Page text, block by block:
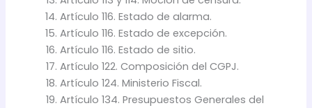
Artículo 116. Estado de alarma.
Artículo 116. Estado de excepción.
Artículo 116. Estado de sitio.
Artículo 122. Composición del CGPJ.
Artículo 124. Ministerio Fiscal.
Artículo 134. Presupuestos Generales del